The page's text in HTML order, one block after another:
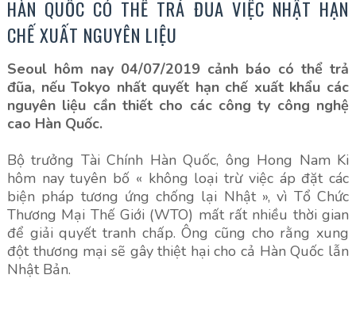
HÀN QUỐC CÓ THỂ TRẢ ĐŨA VIỆC NHẬT HẠN
CHẾ XUẤT NGUYÊN LIỆU
Seoul hôm nay 04/07/2019 cảnh báo có thể trả
đũa, nếu Tokyo nhất quyết hạn chế xuất khẩu các
nguyên liệu cần thiết cho các công ty công nghệ
cao Hàn Quốc.
Bộ trưởng Tài Chính Hàn Quốc, ông Hong Nam Ki
hôm nay tuyên bố « không loại trừ việc áp đặt các
biện pháp tương ứng chống lại Nhật », vì Tổ Chức
Thương Mại Thế Giới (WTO) mất rất nhiều thời gian
để giải quyết tranh chấp. Ông cũng cho rằng xung
đột thương mại sẽ gây thiệt hại cho cả Hàn Quốc lẫn
Nhật Bản.